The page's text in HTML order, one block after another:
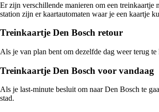
Er zijn verschillende manieren om een
station zijn er kaartautomaten waar je een kaartje
Treinkaartje Den Bosch retour
Als je van plan bent om dezelfde dag weer terug
Treinkaartje Den Bosch voor vandaag
Als je last-minute besluit om naar Den Bosch te
stad.